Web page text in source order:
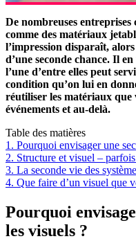
De nombreuses entreprises
comme des matériaux
l’impression disparaît,
d’une seconde chance. Il
l’une d’entre elles peut
condition qu’on lui en
réutiliser les matériaux que
événements et au-delà.
Table des matières
1. Pourquoi envisager une
2. Structure et visuel –
3. La seconde vie des
4. Que faire d’un visuel que
Pourquoi
les visuels ?